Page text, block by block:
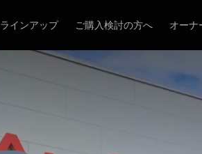
ラインアップ ご購入検討の方へ オーナ